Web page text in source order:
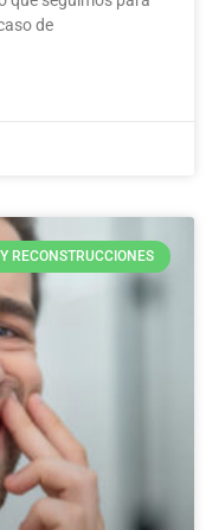
de
RECONSTRUCCIONES